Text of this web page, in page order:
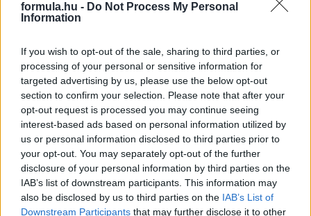
formula.hu - Do Not Process My Personal
Information
If you wish to opt-out of the sale, sharing to third parties, or
processing of your personal or sensitive information for
targeted advertising by us, please use the below opt-out
section to confirm your selection. Please note that after your
opt-out request is processed you may continue seeing
interest-based ads based on personal information utilized by
us or personal information disclosed to third parties prior to
your opt-out. You may separately opt-out of the further
disclosure of your personal information by third parties on the
IAB’s list of downstream participants. This information may
also be disclosed by us to third parties on the IAB’s List of
Downstream Participants that may further disclose it to other
6 órája
Óriási bevétel-visszaesést könyvelhetett el az F1 a
második negyedévben